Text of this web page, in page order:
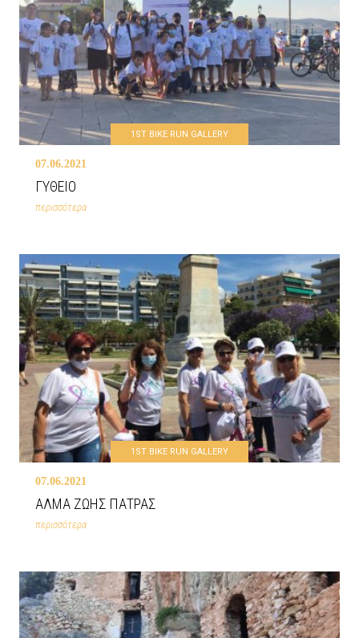
1ST BIKE RUN GALLERY
07.06.2021
ΓΥΘΕΙΟ
περισσότερα
1ST BIKE RUN GALLERY
07.06.2021
ΑΛΜΑ ΖΩΗΣ ΠΑΤΡΑΣ
περισσότερα